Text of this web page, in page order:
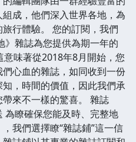
成，他們深入世界各地，為
行體驗。 您的訂閱，我們
》雜誌為您提供為期一年的
味著從2018年8月開始，您
心血的雜誌，如同收到一份
，時間的價值，因此我們承
來不一樣的驚喜。 雜誌
為瞭確保您能及時、完整地
我們選擇瞭“雜誌鋪”這一信